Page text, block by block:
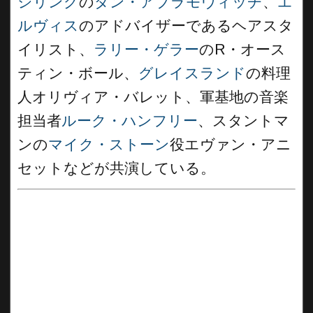
ルヴィスのアドバイザーであるヘアスタ
イリスト、 ラリー・ゲラーのR・オース
ティン・ボール、 グレイスランドの料理
人オリヴィア・バレット、軍基地の音楽
担当者ルーク・ハンフリー、スタントマ
ンのマイク・ストーン役エヴァン・アニ
セットなどが共演している。